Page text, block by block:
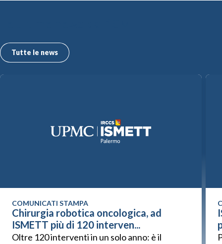
Tutte le news
COMUNICATI STAMPA
Chirurgia robotica oncologica, ad
ISMETT più di 120 interven...
Oltre 120 interventi in un solo anno: è il